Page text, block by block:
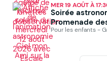
MER 19 AOÛT À
Soirée
Promenade
Pour les enfants -